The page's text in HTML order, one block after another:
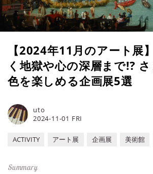
【2024年11月のアート展
く地獄や心の深層まで!?
色を楽しめる企画展5選
2024-11-01 FRI
uto
ACTIVITY アート展 企画展 美術館